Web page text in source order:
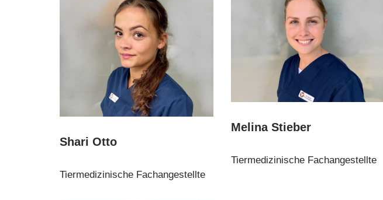
Shari Otto
Tiermedizinische Fachangestellte
Melina Stieber
Tiermedizinische Fachangestellte